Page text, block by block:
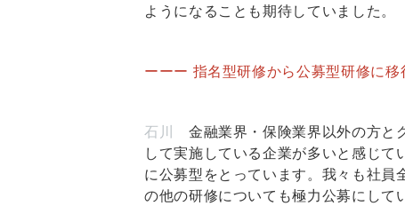
ようになることも期待していました。
ーーー 指名型研修から公募型研修に
石川
金融業界・保険業界以外の方と
して実施している企業が多いと感じ
に公募型をとっています。我々も社
の他の研修についても極力公募にして